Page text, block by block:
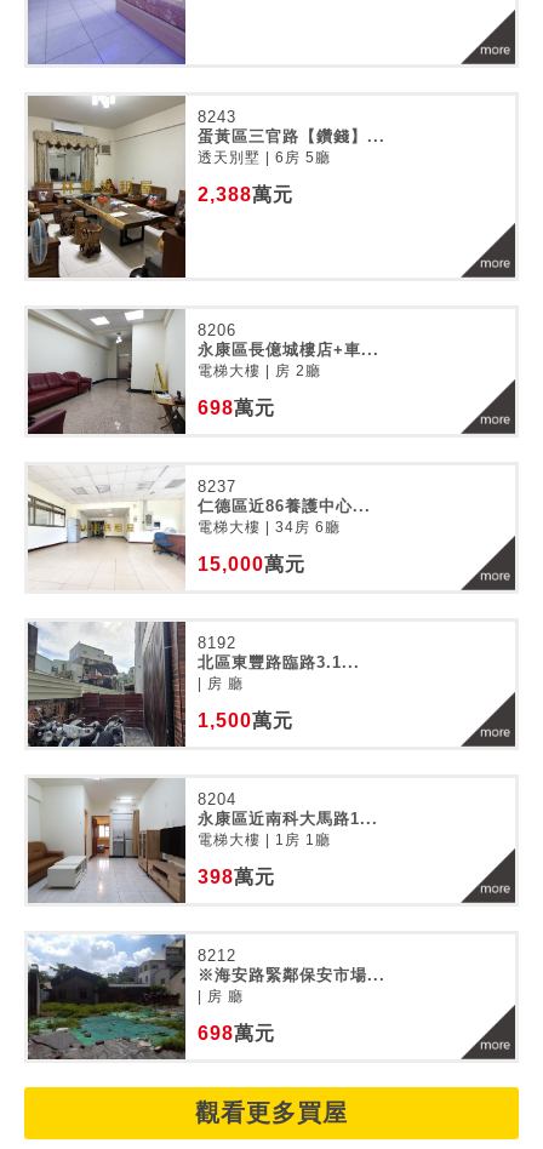
8243
蛋黃區三官路【鑽錢】...
透天別墅 | 6房 5廳
2,388萬元
8206
永康區長億城樓店+車...
電梯大樓 | 房 2廳
698萬元
8237
仁德區近86養護中心...
電梯大樓 | 34房 6廳
15,000萬元
8192
北區東豐路臨路3.1...
| 房 廳
1,500萬元
8204
永康區近南科大馬路1...
電梯大樓 | 1房 1廳
398萬元
8212
※海安路緊鄰保安市場...
| 房 廳
698萬元
觀看更多買屋